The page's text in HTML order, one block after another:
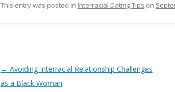
This entry was posted in Interracial Dating Tips on
Post
navigation
← Avoiding Interracial Relationship Challenges
as a Black Woman